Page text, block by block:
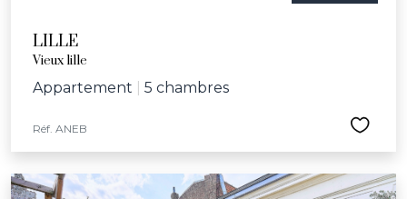
LILLE
Vieux lille
Appartement 5 chambres
Réf. ANEB